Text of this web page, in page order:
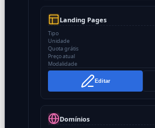
Landing Pages
Tipo
Unidade
Quota grátis
Preço atual
Modalidade
Editar
Domínios